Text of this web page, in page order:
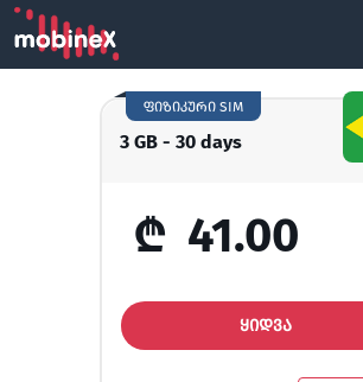
3 GB - 30 days
ფიზიკური SIM
₾ 41.00
ᲧᲘᲓᲕᲐ